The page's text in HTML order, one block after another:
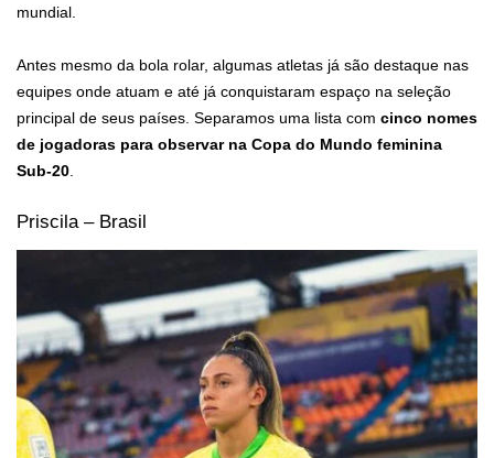
mundial.
Antes mesmo da bola rolar, algumas atletas já são destaque nas
equipes onde atuam e até já conquistaram espaço na seleção
principal de seus países. Separamos uma lista com cinco nomes
de jogadoras para observar na Copa do Mundo feminina
Sub-20
Priscila – Brasil